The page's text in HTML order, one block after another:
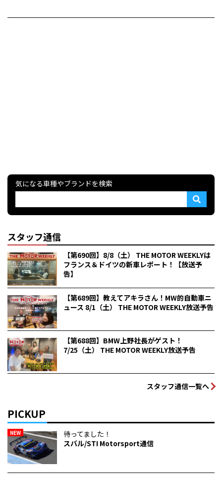
気になる車種やブランドを検索
スタッフ通信
【第690回】8/8（土） THE MOTOR WEEKLYは
フランス＆ドイツの新車レポート！【放送予
告】
【第689回】教えてアキラさん！MW的自動車ニ
ュース 8/1（土） THE MOTOR WEEKLY放送予告
【第688回】BMW上野社長がゲスト！
7/25（土） THE MOTOR WEEKLY放送予告
スタッフ通信一覧へ
PICKUP
NEW
待ってました！
スバル/STI Motorsport通信